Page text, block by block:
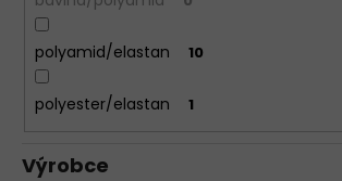
polyamid/elastan 10
polyester/elastan 1
Výrobce